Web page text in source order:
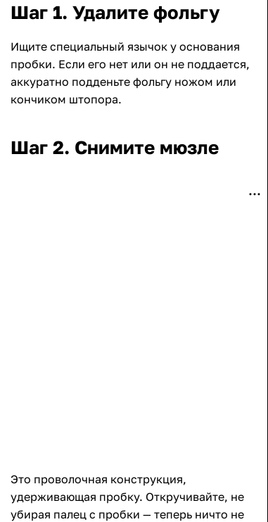
Шаг 1. Удалите фольгу
Ищите специальный язычок у основания
пробки. Если его нет или он не поддается,
аккуратно подденьте фольгу ножом или
кончиком штопора.
Шаг 2. Снимите мюзле
Это проволочная конструкция,
удерживающая пробку. Откручивайте, не
убирая палец с пробки — теперь ничто не